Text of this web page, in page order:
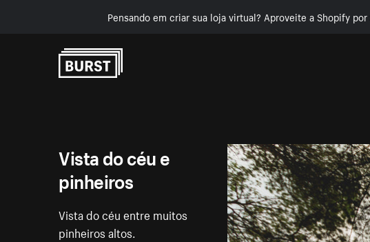
Pensando em criar sua loja virtual? Aproveite a Shopify
Vista do céu e
pinheiros
Vista do céu entre muitos
pinheiros altos.